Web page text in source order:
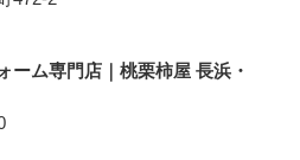
ーム専門店｜桃栗柿屋 長浜・